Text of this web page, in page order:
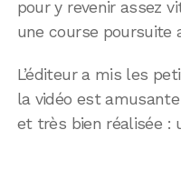
pour y revenir assez
une course poursuite
L’éditeur a mis les
la vidéo est amusante
et très bien réalisée :